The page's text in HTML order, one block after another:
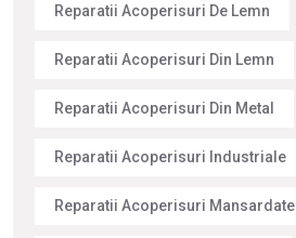
Reparatii Acoperisuri De Lemn
Reparatii Acoperisuri Din Lemn
Reparatii Acoperisuri Din Metal
Reparatii Acoperisuri Industriale
Reparatii Acoperisuri Mansardate